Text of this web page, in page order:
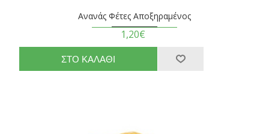
Ανανάς Φέτες Αποξηραμένος
1,20€